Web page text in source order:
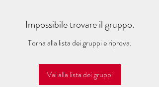
Impossibile trovare il gruppo.
Torna alla lista dei gruppi e riprova.
Vai alla lista dei gruppi